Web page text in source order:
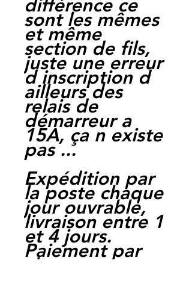
différence ce
sont les mêmes
et même
section de fils,
juste une erreur
d inscription d
ailleurs des
relais de
démarreur a
15A, ça n existe
pas ...
Expédition par
la poste chaque
jour ouvrable,
livraison entre 1
et 4 jours.
Paiement par
cheque, carte